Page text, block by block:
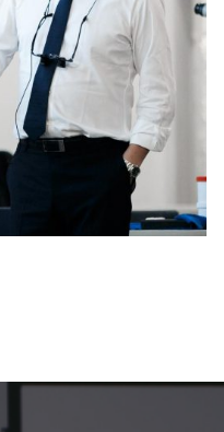
Общая медицина
Управление